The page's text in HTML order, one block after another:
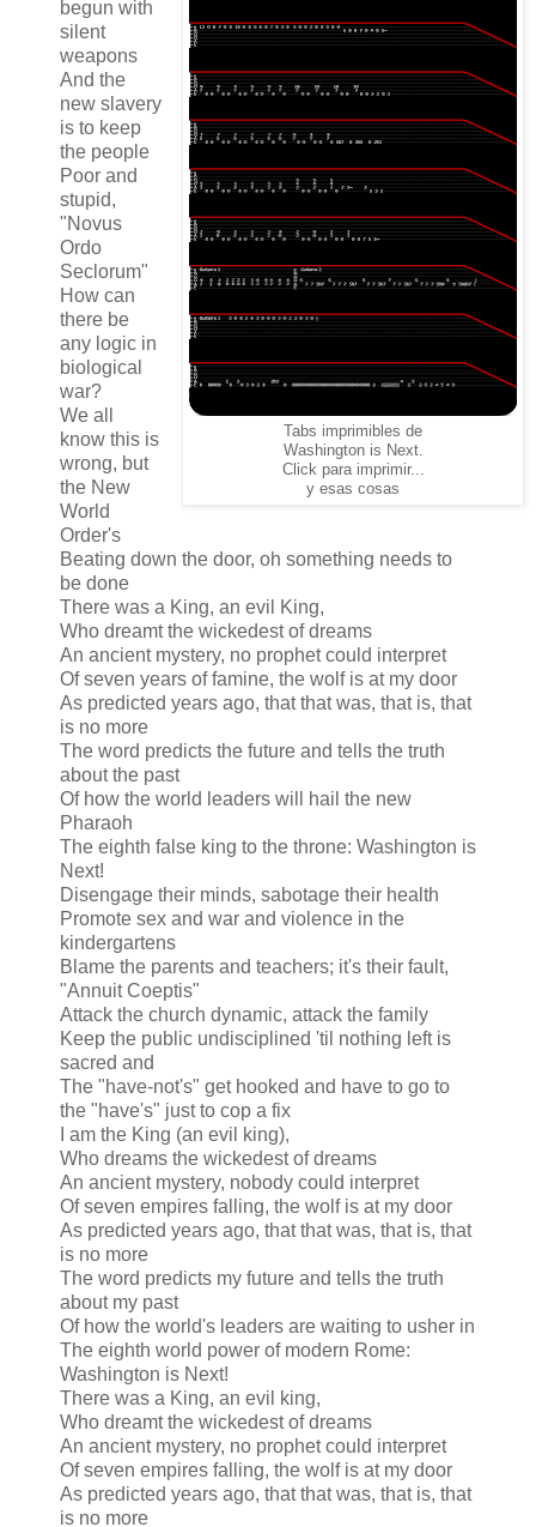
Tabs imprimibles de
Washington is Next.
Click para imprimir...
y esas cosas
begun with
silent
weapons
And the
new slavery
is to keep
the people
Poor and
stupid,
"Novus
Ordo
Seclorum"
How can
there be
any logic in
biological
war?
We all
know this is
wrong, but
the New
World
Order's
Beating down the door, oh something needs to
be done
There was a King, an evil King,
Who dreamt the wickedest of dreams
An ancient mystery, no prophet could interpret
Of seven years of famine, the wolf is at my door
As predicted years ago, that that was, that is, that
is no more
The word predicts the future and tells the truth
about the past
Of how the world leaders will hail the new
Pharaoh
The eighth false king to the throne: Washington is
Next!
Disengage their minds, sabotage their health
Promote sex and war and violence in the
kindergartens
Blame the parents and teachers; it's their fault,
"Annuit Coeptis"
Attack the church dynamic, attack the family
Keep the public undisciplined 'til nothing left is
sacred and
The "have-not's" get hooked and have to go to
the "have's" just to cop a fix
I am the King (an evil king),
Who dreams the wickedest of dreams
An ancient mystery, nobody could interpret
Of seven empires falling, the wolf is at my door
As predicted years ago, that that was, that is, that
is no more
The word predicts my future and tells the truth
about my past
Of how the world's leaders are waiting to usher in
The eighth world power of modern Rome:
Washington is Next!
There was a King, an evil king,
Who dreamt the wickedest of dreams
An ancient mystery, no prophet could interpret
Of seven empires falling, the wolf is at my door
As predicted years ago, that that was, that is, that
is no more